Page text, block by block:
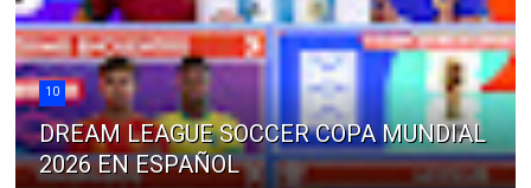
10
DREAM LEAGUE SOCCER COPA MUNDIAL
2026 EN ESPAÑOL